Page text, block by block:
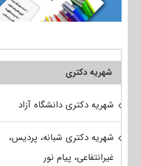
شهریه دکتری
شهریه دکتری دانشگاه آزاد
شهریه دکتری شبانه، پردیس،
غیرانتفاعی، پیام نور